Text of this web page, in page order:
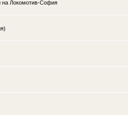
на Локомотив-София